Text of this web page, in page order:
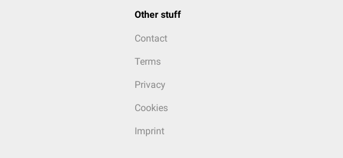
Other stuff
Contact
Terms
Privacy
Cookies
Imprint